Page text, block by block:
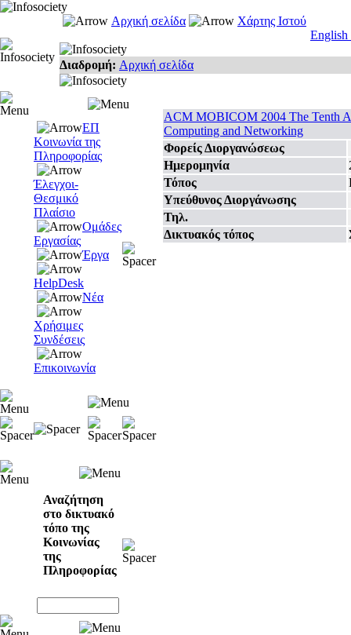
Αρχική σελίδα
Χάρτης Ιστού
English
Διαδρομή: Αρχική σελίδα
ΕΠ
Κοινωνία της
Πληροφορίας
Έλεγχοι-
Θεσμικό
Πλαίσιο
Ομάδες
Εργασίας
Έργα
HelpDesk
Νέα
Χρήσιμες
Συνδέσεις
Επικοινωνία
Αναζήτηση
στο δικτυακό
τόπο της
Κοινωνίας
της
Πληροφορίας
ACM MOBICOM 2004 The Tenth
Computing and Networking
Φορείς Διοργανώσεως
Ημερομηνία
Τόπος
Υπεύθυνος Διοργάνωσης
Τηλ.
Δικτυακός τόπος